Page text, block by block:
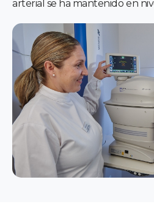
arterial se ha mantenido en